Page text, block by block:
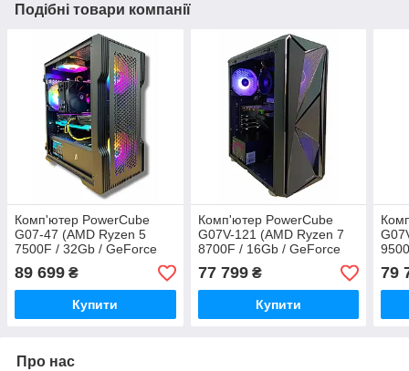
Подібні товари компанії
Комп'ютер PowerCube
G07-47 (AMD Ryzen 5
7500F / 32Gb / GeForce
RTX 5070 12GB / SSD 1Tb
/ 700W / USB 3.2)
89 699 ₴
Купити
Комп'ютер PowerCube
G07V-121 (AMD Ryzen 7
8700F / 16Gb / GeForce
RTX 5070 12GB / SSD
512Gb / 700W / USB 3.2)
77 799₴
Купити
79
Про нас